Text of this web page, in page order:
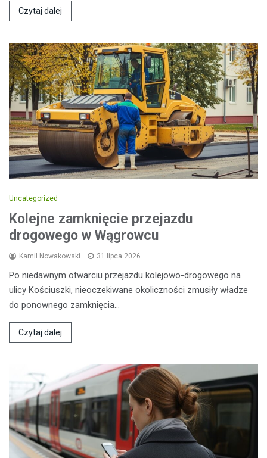
Czytaj dalej
Uncategorized
Kolejne zamknięcie przejazdu
drogowego w Wągrowcu
Kamil Nowakowski 31 lipca 2026
Po niedawnym otwarciu przejazdu kolejowo-drogowego na
ulicy Kościuszki, nieoczekiwane okoliczności zmusiły władze
do ponownego zamknięcia…
Czytaj dalej